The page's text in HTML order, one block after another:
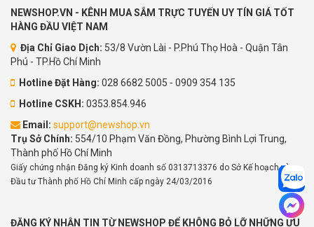
NEWSHOP.VN - KÊNH MUA SẮM TRỰC TUYẾN UY TÍN GIÁ TỐT
HÀNG ĐẦU VIỆT NAM
Địa Chỉ Giao Dịch: 53/8 Vườn Lài - P.Phú Thọ Hoà - Quận Tân
Phú - TP.Hồ Chí Minh
Hotline Đặt Hàng: 028 6682 5005 - 0909 354 135
Hotline CSKH: 0353.854.946
Email: support@newshop.vn
Trụ Sở Chính: 554/10 Phạm Văn Đồng, Phường Bình Lợi Trung,
Thành phố Hồ Chí Minh
Giấy chứng nhận Đăng ký Kinh doanh số 0313713376 do Sở Kế hoạch và
Đầu tư Thành phố Hồ Chí Minh cấp ngày 24/03/2016
ĐĂNG KÝ NHẬN TIN TỪ NEWSHOP ĐỂ KHÔNG BỎ LỠ NHỮNG ƯU